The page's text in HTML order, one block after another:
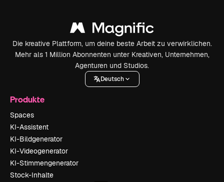
Die kreative Plattform, um deine beste Arbeit zu verwirklichen.
Mehr als 1 Million Abonnenten unter Kreativen, Unternehmen,
Agenturen und Studios.
Deutsch
Produkte
Spaces
KI-Assistent
KI-Bildgenerator
KI-Videogenerator
KI-Stimmengenerator
Stock-Inhalte